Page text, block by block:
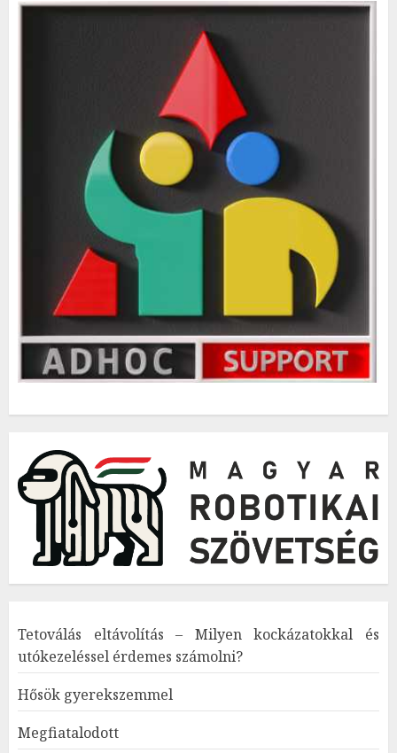
Tetoválás eltávolítás – Milyen kockázatokkal és
utókezeléssel érdemes számolni?
Hősök gyerekszemmel
Megfiatalodott